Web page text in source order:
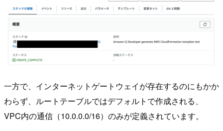
一方で、インターネットゲートウェイが存在するのにもかか
わらず、ルートテーブルではデフォルトで作成される、
VPC内の通信（10.0.0.0/16）のみが定義されています。